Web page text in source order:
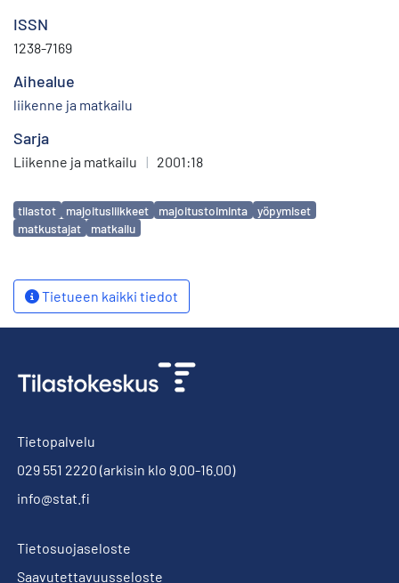
ISSN
1238-7169
Aihealue
liikenne ja matkailu
Sarja
Liikenne ja matkailu | 2001:18
Avainsanat
tilastot majoitusliikkeet majoitustoiminta
yöpymiset
matkustajat
matkailu
Tietueen kaikki tiedot
Tietopalvelu
029 551 2220 (arkisin klo 9.00-16.00)
info@stat.fi
Tietosuojaseloste
Saavutettavuusseloste